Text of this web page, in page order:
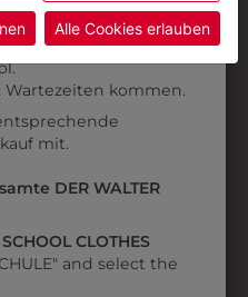
für Europäer überwachen.
Alle Cookies erlauben
Schule auswählen.
Termin buchen
Wartezeiten kommen.
mit.
DER WALTER
CLOTHES
and select the